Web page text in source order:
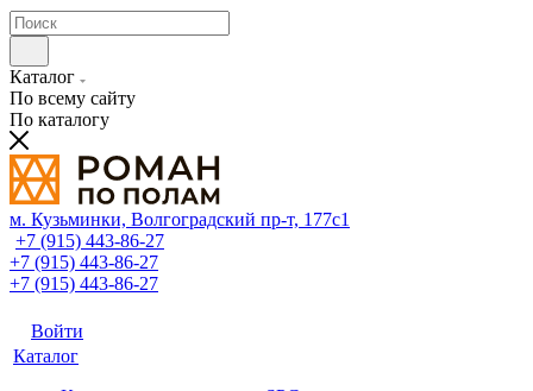
Каталог
По всему сайту
По каталогу
м. Кузьминки, Волгоградский пр‑т, 177с1
+7 (915) 443-86-27
+7 (915) 443-86-27
+7 (915) 443-86-27
Войти
Каталог